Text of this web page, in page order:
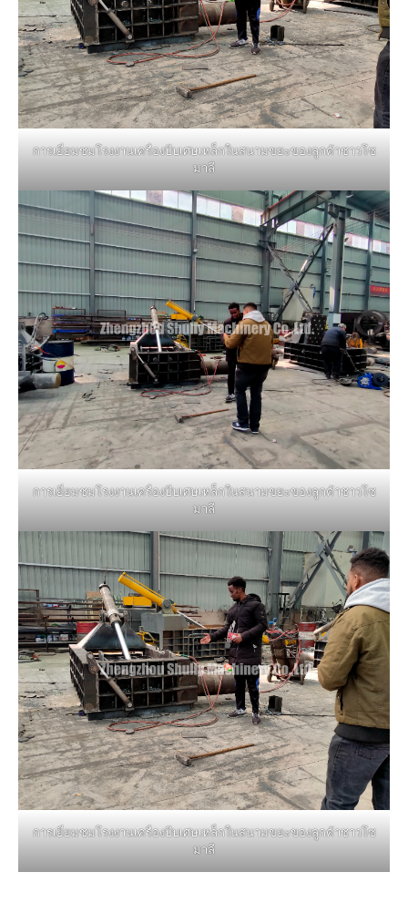
การเยี่ยมชมโรงงานเครื่องบีบเศษเหล็กในสนามขยะของลูกค้าชาวโซ
มาลี
การเยี่ยมชมโรงงานเครื่องบีบเศษเหล็กในสนามขยะของลูกค้าชาวโซ
มาลี
การเยี่ยมชมโรงงานเครื่องบีบเศษเหล็กในสนามขยะของลูกค้าชาวโซ
มาลี